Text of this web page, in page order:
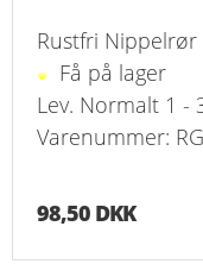
Rustfri
Få på lager
Lev. Normalt 1 -
Varenummer:
98,50 DKK